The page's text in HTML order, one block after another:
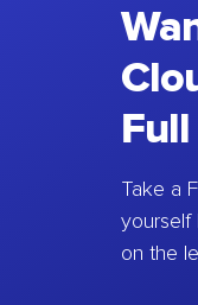
Take a
yourself
on the